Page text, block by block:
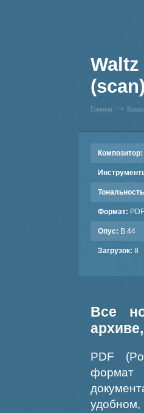
Главная
Композитор:
Формат: PDF
Опус: B.44
Загрузок: 8
Все
PDF
формат